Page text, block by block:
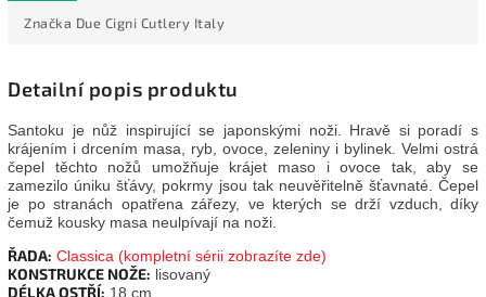
Značka Due Cigni Cutlery Italy
Detailní popis produktu
Santoku je nůž inspirující se japonskými noži. Hravě si poradí s
krájením i drcením masa, ryb, ovoce, zeleniny i bylinek. Velmi ostrá
čepel těchto nožů umožňuje krájet maso i ovoce tak, aby se
zamezilo úniku šťávy, pokrmy jsou tak neuvěřitelně šťavnaté. Čepel
je po stranách opatřena zářezy, ve kterých se drží vzduch, díky
čemuž kousky masa neulpívají na noži.
ŘADA: Classica (kompletní sérii zobrazíte zde)
KONSTRUKCE NOŽE: lisovaný
DÉLKA OSTŘÍ: 18 cm